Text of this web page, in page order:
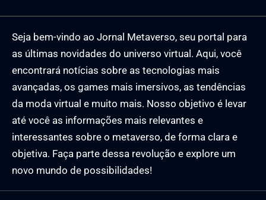
Seja bem-vindo ao Jornal Metaverso, seu portal para
as últimas novidades do universo virtual. Aqui, você
encontrará notícias sobre as tecnologias mais
avançadas, os games mais imersivos, as tendências
da moda virtual e muito mais. Nosso objetivo é levar
até você as informações mais relevantes e
interessantes sobre o metaverso, de forma clara e
objetiva. Faça parte dessa revolução e explore um
novo mundo de possibilidades!